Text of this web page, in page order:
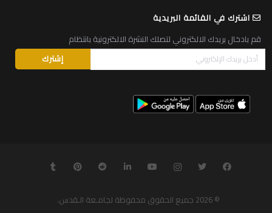
اشترك في القائمة البريدية
قم بادخال بريدك الالكتروني لتصلك النشرة الالكترونية بانتظام
© 2026 جميع الحقوق محفوظة لجامـعة الـقدس.